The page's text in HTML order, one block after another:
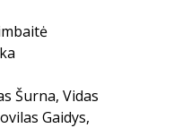
Šurna, Vidas
Gaidys,